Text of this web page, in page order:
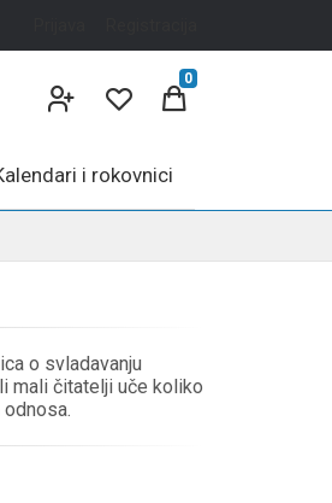
0
i rokovnici
o svladavanju
mali čitatelji uče koliko